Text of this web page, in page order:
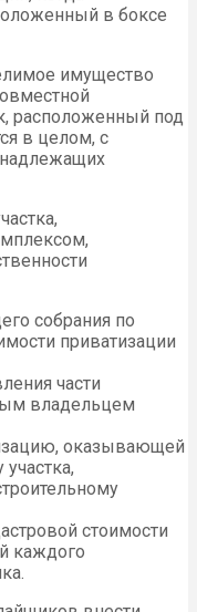
в боксе
имущество
расположенный под
в целом, с
собрания по
приватизации
части
владельцем
оказывающей
стоимости
каждого